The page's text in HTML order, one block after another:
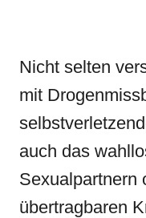
Nicht selten
mit
auch das
Sexualpartnern
übertragbaren